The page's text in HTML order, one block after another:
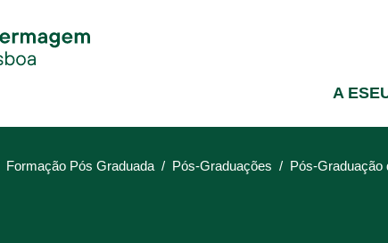
A
Formação Pós Graduada Pós-Graduações Pós-Graduação